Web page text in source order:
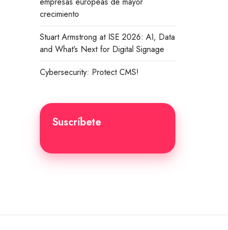
crecimiento
Stuart Armstrong at ISE 2026: AI, Data
and What’s Next for Digital Signage
Cybersecurity: Protect CMS!
Suscríbete